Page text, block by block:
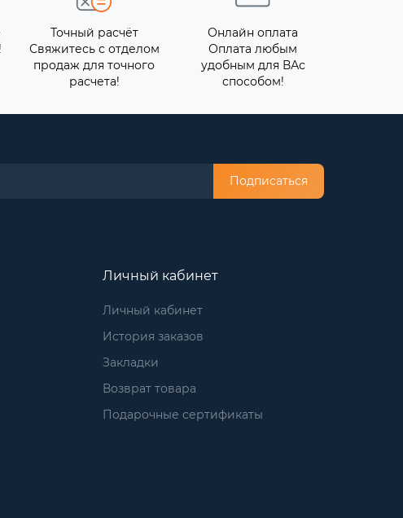
Точный расчёт
Свяжитесь с отделом
продаж для точного
расчета!
Онлайн оплата
Оплата любым
удобным для ВАс
способом!
Подписаться
Личный кабинет
Личный кабинет
История заказов
Закладки
Возврат товара
Подарочные сертификаты